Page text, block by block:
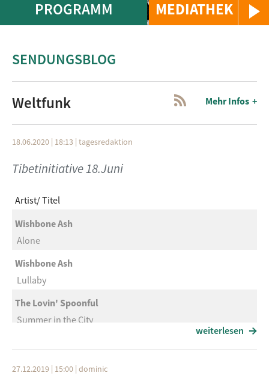
MEDIATHEK
PROGRAMM
SENDUNGSBLOG
Weltfunk Mehr Infos
18.06.2020 | 18:13 | tagesredaktion
Tibetinitiative 18.Juni
Artist Titel
Wishbone Ash
Alone
Wishbone Ash
Lullaby
The Lovin' Spoonful
Summer in the City
weiterlesen
27.12.2019 | 15:00 | dominic